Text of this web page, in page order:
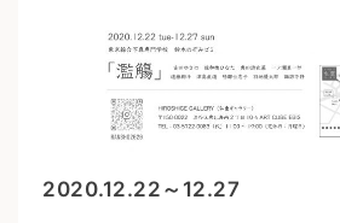
2020.12.22～12.27